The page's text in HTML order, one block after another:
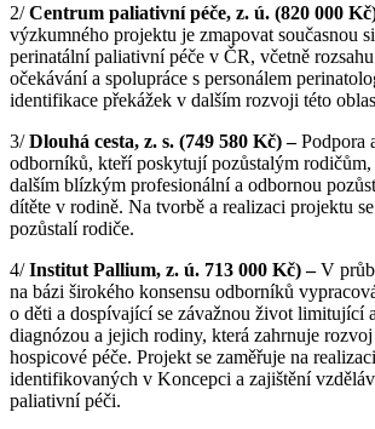
2/Centrum paliativní péče, z. ú. (820 000
výzkumného projektu je zmapovat současnou
perinatální paliativní péče v ČR, včetně
očekávání a spolupráce s personálem
identifikace překážek v dalším rozvoji této
3/Dlouhá cesta, z. s. (749 580 Kč) –Podpora
odborníků, kteří poskytují pozůstalým rodičům,
dalším blízkým profesionální a odbornou
dítěte v rodině. Na tvorbě a realizaci projektu
pozůstalí rodiče.
4/Institut Pallium, z. ú. 713 000 Kč) –V
na bázi širokého konsensu odborníků
o děti a dospívající se závažnou život limitující
diagnózou a jejich rodiny, která zahrnuje
hospicové péče. Projekt se zaměřuje na
identifikovaných v Koncepci a zajištění
paliativní péči.